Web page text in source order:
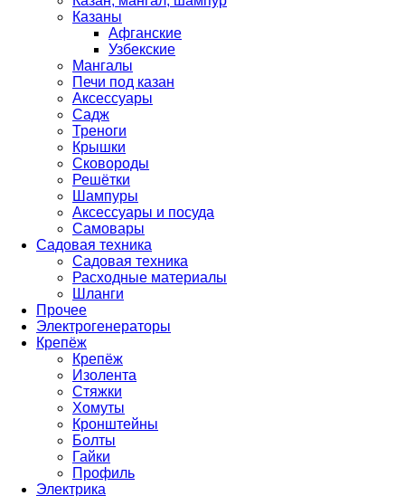
Казаны
Афганские
Узбекские
Мангалы
Печи под казан
Аксессуары
Садж
Треноги
Крышки
Сковороды
Решётки
Шампуры
Аксессуары и посуда
Самовары
Садовая техника
Садовая техника
Расходные материалы
Шланги
Прочее
Электрогенераторы
Крепёж
Крепёж
Изолента
Стяжки
Хомуты
Кронштейны
Болты
Гайки
Профиль
Электрика